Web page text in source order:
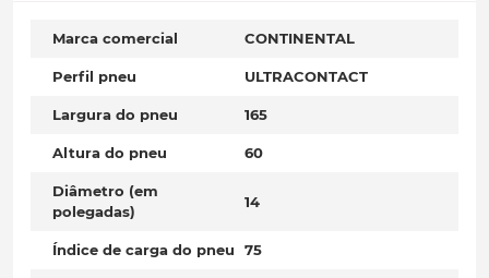
Marca comercial CONTINENTAL
Perfil pneu ULTRACONTACT
Largura do pneu 165
Altura do pneu 60
Diâmetro (em
polegadas)
14
Índice de carga do pneu 75